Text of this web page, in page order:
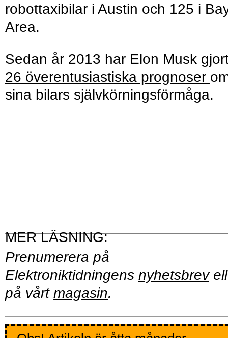
robottaxibilar i Austin och 125 i
Area.
Sedan år 2013 har Elon Musk
26 överentusiastiska prognoser
sina bilars självkörningsförmåga.
Prenumerera på
Elektroniktidningens nyhetsbrev
på vårt magasin.